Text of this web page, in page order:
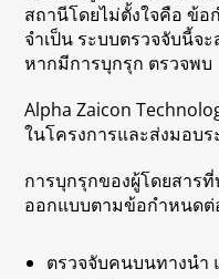
สถานีโดยไม่ตั้งใจคือ ข้
จำเป็น ระบบตรวจจับนี้จ
หากมีการบุกรุก ตรวจพบ
Alpha Zaicon
ในโครงการและส่งมอบร
การบุกรุกของผู้โดยสาร
ออกแบบตามข้อกำหนดต่
ตรวจจับคนบนทางนำ